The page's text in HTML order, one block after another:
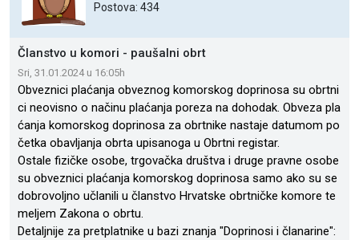
Postova: 434
Članstvo u komori - paušalni obrt
Sri, 31.01.2024 u 16:05h
Obveznici plaćanja obveznog komorskog doprinosa su obrtni
ci neovisno o načinu plaćanja poreza na dohodak. Obveza pla
ćanja komorskog doprinosa za obrtnike nastaje datumom po
četka obavljanja obrta upisanoga u Obrtni registar.
Ostale fizičke osobe, trgovačka društva i druge pravne osobe
su obveznici plaćanja komorskog doprinosa samo ako su se
dobrovoljno učlanili u članstvo Hrvatske obrtničke komore te
meljem Zakona o obrtu.
Detaljnije za pretplatnike u bazi znanja "Doprinosi i članarine":